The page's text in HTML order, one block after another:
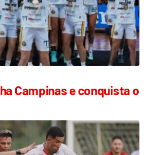
Campinas e conquista o